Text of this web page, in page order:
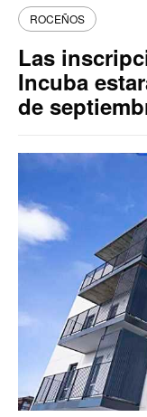
ROCEÑOS
Las
Incuba
de